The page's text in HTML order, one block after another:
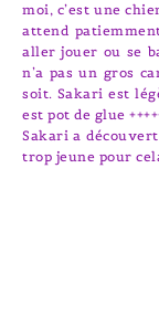
moi, c’est une
attend
aller jouer ou se
n’a pas un gros
soit. Sakari est
est pot de glue
Sakari a
trop jeune pour